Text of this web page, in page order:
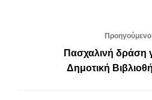
Πασχαλινή δράση
Δημοτική